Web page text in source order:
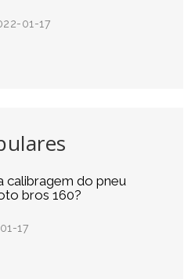
01-17
calibragem do pneu
bros 160?
17